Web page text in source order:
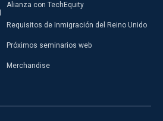
Alianza con TechEquity
Requisitos de Inmigración del Reino Unido
Próximos seminarios web
Merchandise